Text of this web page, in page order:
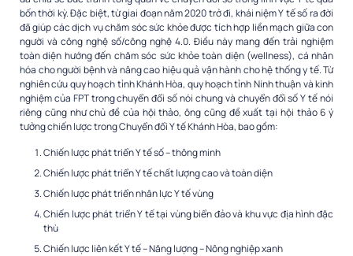
bốn thời kỳ. Đặc biệt, từ giai đoạn năm 2020 trở đi, khái niệm Y tế số ra đời
đã giúp các dịch vụ chăm sóc sức khỏe được tích hợp liền mạch giữa con
người và công nghệ số/công nghệ 4.0. Điều này mang đến trải nghiệm
toàn diện hướng đến chăm sóc sức khỏe toàn diện (wellness), cá nhân
hóa cho người bệnh và nâng cao hiệu quả vận hành cho hệ thống y tế. Từ
nghiên cứu quy hoạch tỉnh Khánh Hòa, quy hoạch tỉnh Ninh thuận và kinh
nghiệm của FPT trong chuyển đổi số nói chung và chuyển đổi số Y tế nói
riêng cũng như chủ đề của hội thảo, ông cũng đề xuất tại hội thảo 6 ý
tưởng chiến lược trong Chuyển đổi Y tế Khánh Hòa, bao gồm:
Chiến lược phát triển Y tế số – thông minh
Chiến lược phát triển Y tế chất lượng cao và toàn diện
Chiến lược phát triển nhân lực Y tế vùng
Chiến lược phát triển Y tế tại vùng biển đảo và khu vực địa hình đặc
thù
Chiến lược liên kết Y tế – Năng lượng – Nông nghiệp xanh